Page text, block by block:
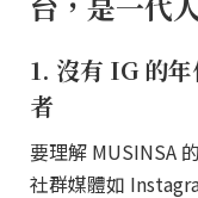
1. 沒有 IG 的
者
要理解 MUSINSA
社群媒體如